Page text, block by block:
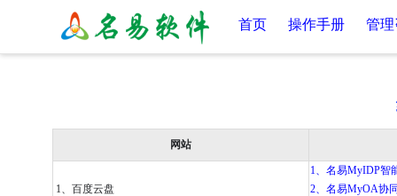
首页 操作手册 管
网站
1、百度云盘
1、名易MyIDP智
2、名易MyOA协